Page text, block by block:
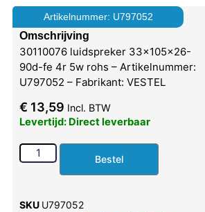
Artikelnummer: U797052
Omschrijving
30110076 luidspreker 33x105x26-
90d-fe 4r 5w rohs – Artikelnummer:
U797052 – Fabrikant: VESTEL
€ 13,59 Incl. BTW
Levertijd: Direct leverbaar
Bestel
SKU U797052